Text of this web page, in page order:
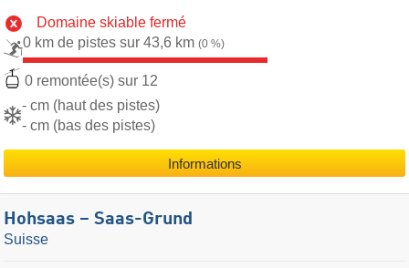
Domaine skiable fermé
0 km de pistes sur 43,6 km (0 %)
0 remontée(s) sur 12
- cm (haut des pistes)
- cm (bas des pistes)
Informations
Hohsaas – Saas-Grund
Suisse